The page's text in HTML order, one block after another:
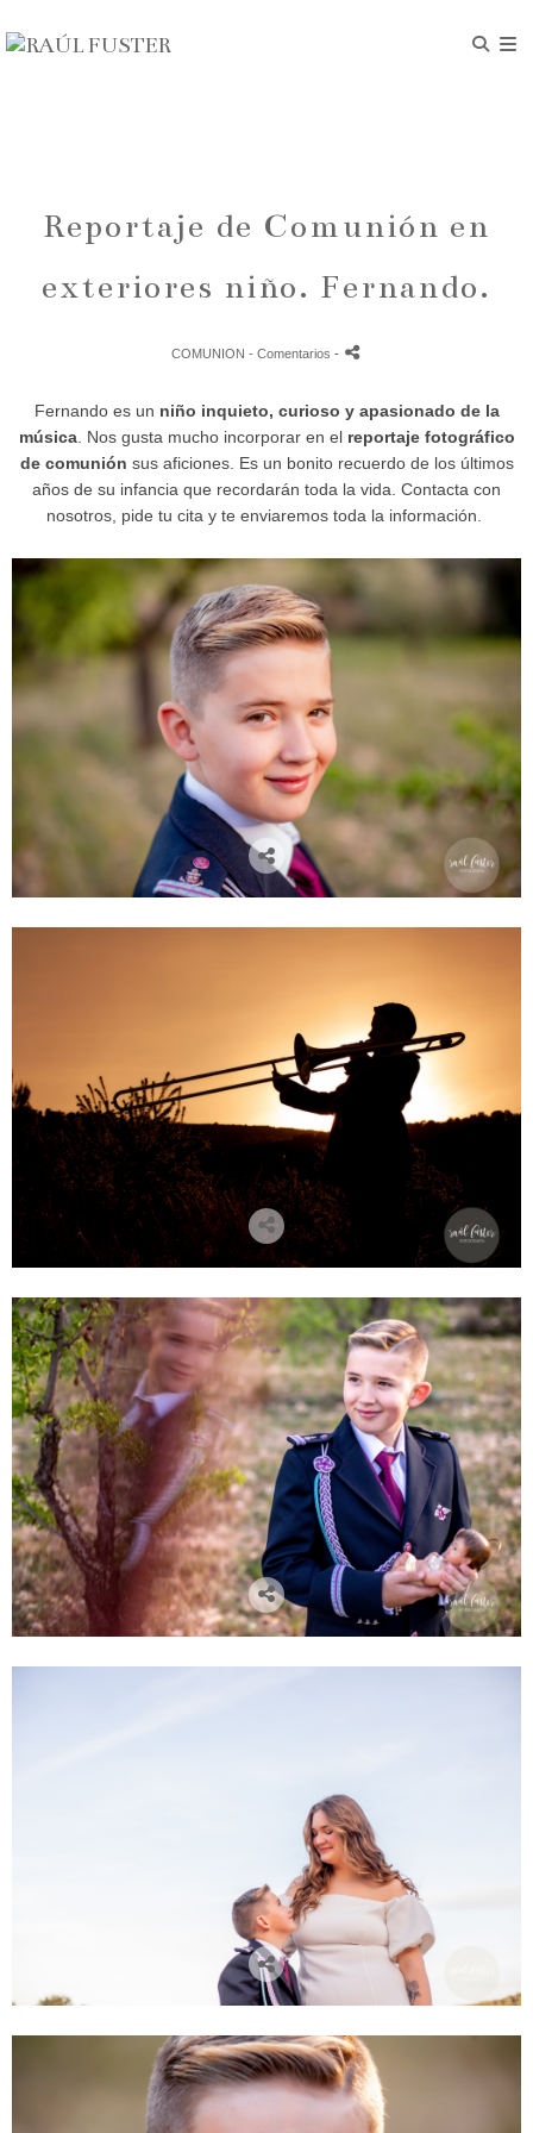
Reportaje de Comunión en
exteriores niño. Fernando.
COMUNION - Comentarios -
Fernando es un niño inquieto, curioso y apasionado de la
música. Nos gusta mucho incorporar en el reportaje fotográfico
de comunión sus aficiones. Es un bonito recuerdo de los últimos
años de su infancia que recordarán toda la vida. Contacta con
nosotros, pide tu cita y te enviaremos toda la información.